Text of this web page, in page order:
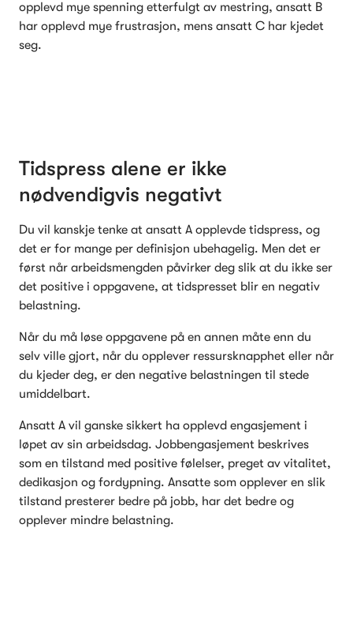
opplevd mye spenning etterfulgt av mestring, ansatt B
har opplevd mye frustrasjon, mens ansatt C har kjedet
seg.
Tidspress alene er ikke
nødvendigvis negativt
Du vil kanskje tenke at ansatt A opplevde tidspress, og
det er for mange per definisjon ubehagelig. Men det er
først når arbeidsmengden påvirker deg slik at du ikke ser
det positive i oppgavene, at tidspresset blir en negativ
belastning.
Når du må løse oppgavene på en annen måte enn du
selv ville gjort, når du opplever ressursknapphet eller når
du kjeder deg, er den negative belastningen til stede
umiddelbart.
Ansatt A vil ganske sikkert ha opplevd engasjement i
løpet av sin arbeidsdag. Jobbengasjement beskrives
som en tilstand med positive følelser, preget av vitalitet,
dedikasjon og fordypning. Ansatte som opplever en slik
tilstand presterer bedre på jobb, har det bedre og
opplever mindre belastning.